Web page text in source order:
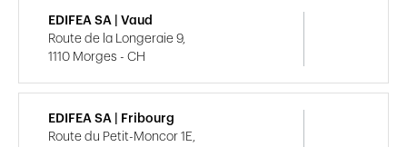
EDIFEA SA | Vaud
Route de la Longeraie 9,
1110 Morges - CH
EDIFEA SA | Fribourg
Route du Petit-Moncor 1E,